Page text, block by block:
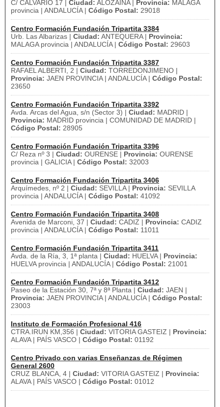
C/ CALVARIO 17 | Ciudad: ALOZAINA | Provincia: MALAGA
provincia | ANDALUCÍA | Código Postal: 29018
Centro Formación Fundación Tripartita 3384
Urb. Las Albarizas | Ciudad: ANTEQUERA | Provincia:
MALAGA provincia | ANDALUCÍA | Código Postal: 29603
Centro Formación Fundación Tripartita 3387
RAFAEL ALBERTI, 2 | Ciudad: TORREDONJIMENO |
Provincia: JAEN PROVINCIA | ANDALUCÍA | Código Postal:
23650
Centro Formación Fundación Tripartita 3392
Avda. Arcas del Agua, s/n (Sector 3) | Ciudad: MADRID |
Provincia: MADRID provincia | COMUNIDAD DE MADRID |
Código Postal: 28905
Centro Formación Fundación Tripartita 3396
C/ Reza nº 3 | Ciudad: OURENSE | Provincia: OURENSE
provincia | GALICIA | Código Postal: 32003
Centro Formación Fundación Tripartita 3406
Arquímedes, nº 2 | Ciudad: SEVILLA | Provincia: SEVILLA
provincia | ANDALUCÍA | Código Postal: 41092
Centro Formación Fundación Tripartita 3408
Avenida de Marconi, 37 | Ciudad: CADIZ | Provincia: CADIZ
provincia | ANDALUCÍA | Código Postal: 11011
Centro Formación Fundación Tripartita 3411
Avda. de la Ría, 3, 1ª planta | Ciudad: HUELVA | Provincia:
HUELVA provincia | ANDALUCÍA | Código Postal: 21001
Centro Formación Fundación Tripartita 3412
Paseo de la Estación 30, 7ª y 8ª Planta | Ciudad: JAEN |
Provincia: JAEN PROVINCIA | ANDALUCÍA | Código Postal:
23003
Instituto de Formación Profesional 416
CTRA.IRUN KM,356 | Ciudad: VITORIA GASTEIZ | Provincia:
ALAVA | PAÍS VASCO | Código Postal: 01192
Centro Privado con varias Enseñanzas de Régimen
General 2600
CRUZ BLANCA, 4 | Ciudad: VITORIA GASTEIZ | Provincia:
ALAVA | PAÍS VASCO | Código Postal: 01012